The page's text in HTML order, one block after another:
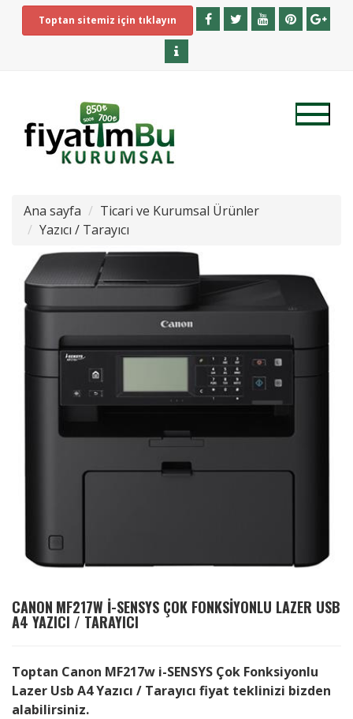
Toptan sitemiz için tıklayın
Ana sayfa
Ticari ve Kurumsal Ürünler
Yazıcı / Tarayıcı
CANON MF217W I-SENSYS ÇOK FONKSIYONLU LAZER USB
A4 YAZICI / TARAYICI
Toptan Canon MF217w i-SENSYS Çok Fonksiyonlu
Lazer Usb A4 Yazıcı / Tarayıcı fiyat teklinizi bizden
alabilirsiniz.